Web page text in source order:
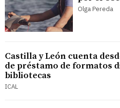
Olga Pereda
Castilla y León cuenta
de préstamo de formatos
bibliotecas
ICAL